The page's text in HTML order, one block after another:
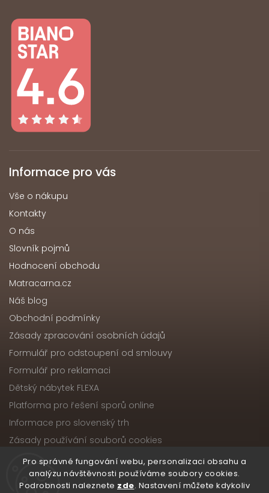
Pro správné fungování webu, personalizaci obsahu a
analýzu návštěvnosti používáme soubory cookies.
Podrobnosti naleznete zde. Nastavení můžete kdykoliv
Informace pro vás
Vše o nákupu
Kontakty
O nás
Slovník pojmů
Hodnocení obchodu
Matracarna.cz
Náš blog
Obchodní podmínky
Zásady zpracování osobních údajů
Formulář pro odstoupení od smlouvy
Formulář pro reklamaci
Dětský nábytek FLEXA
Platforma pro řešení sporů online
Informace pro slovenský trh
Zásady používání souborů cookies
Copyright 2026Nábytek ATIKA, s.r.o.. Všechna práva